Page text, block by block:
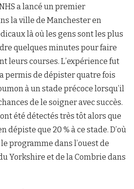
a lancé un premier
la ville de Manchester en
là où les gens sont les plus
quelques minutes pour faire
leurs courses. L’expérience fut
permis de dépister quatre fois
à un stade précoce lorsqu’il
de le soigner avec succès.
été détectés très tôt alors que
dépiste que 20 % à ce stade. D’où
programme dans l’ouest de
Yorkshire et de la Combrie dans